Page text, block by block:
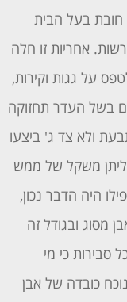
חובת בעל הבית
אחריות זו חלה
על גגות וקירות,
בשל העדר תחזוקה
ולא צד ג' ביצעו
ליתן משקל של ממש
היה הדבר נכון,
מסוג ובגודל זה
סבירות כי מי
כובדה של אבן